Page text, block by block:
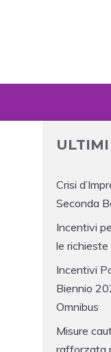
Crisi
Seconda
Incentivi
le
Incentivi
Biennio
Omnibus
Misure
rafforzata